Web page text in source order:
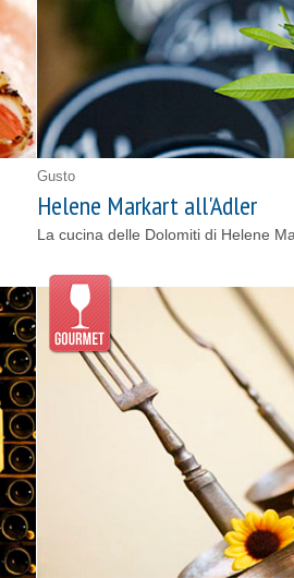
Gusto
Helene Markart all'Adler
La cucina delle Dolomiti di Helene